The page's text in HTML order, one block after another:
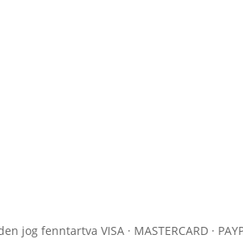
jog fenntartva VISA · MASTERCARD ·